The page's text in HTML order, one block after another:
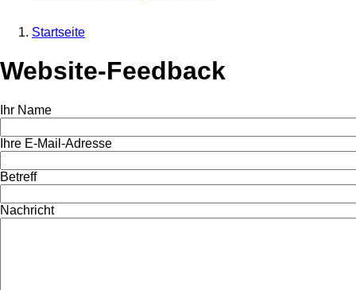
Startseite
Website-Feedback
Ihr Name
Ihre E-Mail-Adresse
Betreff
Nachricht